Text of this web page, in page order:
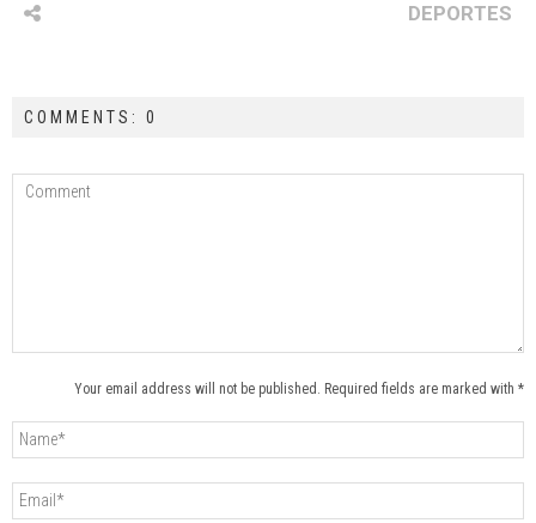
DEPORTES
COMMENTS: 0
Your email address will not be published. Required fields are marked with *